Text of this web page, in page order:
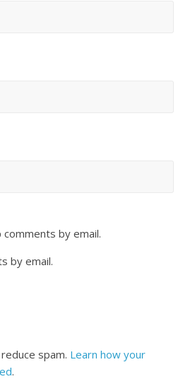
by email.
by email.
spam. Learn how your
.